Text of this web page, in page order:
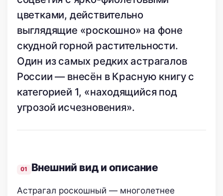
цветками, действительно
выглядящие «роскошно» на фоне
скудной горной растительности.
Один из самых редких астрагалов
России — внесён в Красную книгу с
категорией 1, «находящийся под
угрозой исчезновения».
Внешний вид и описание
Астрагал роскошный — многолетнее